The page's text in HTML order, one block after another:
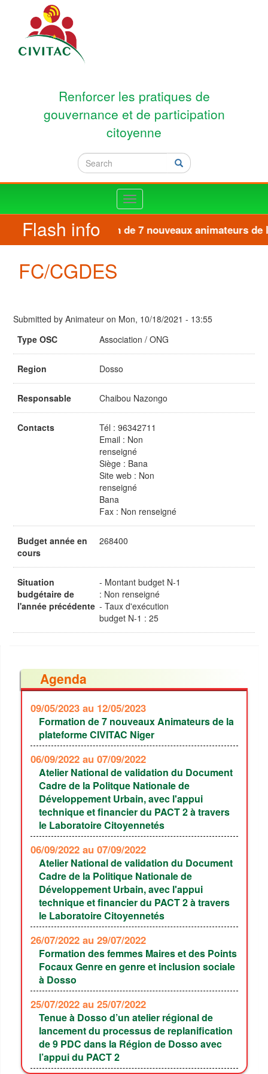
Skip to main content
Renforcer les pratiques de
gouvernance et de participation
citoyenne
Search Search
Toggle
navigation
Flash infoFormation de 7 nouveaux animateurs de
FC/CGDES
Submitted by Animateur on Mon, 10/18/2021 - 13:55
Type OSC
Association / ONG
Region Dosso
Responsable Chaibou Nazongo
Contacts
Tél : 96342711
Email : Non
renseigné
Siège : Bana
Site web : Non
renseigné
Bana
Fax : Non renseigné
Budget année en
cours
268400
Situation
budgétaire de
l'année précédente
- Montant budget N-1
: Non renseigné
- Taux d'exécution
budget N-1 : 25
Agenda
09/05/2023 au 12/05/2023
Formation de 7 nouveaux Animateurs de la
plateforme CIVITAC Niger
06/09/2022 au 07/09/2022
Atelier National de validation du Document
Cadre de la Politque Nationale de
Développement Urbain, avec l'appui
technique et financier du PACT 2 à travers
le Laboratoire Citoyennetés
06/09/2022 au 07/09/2022
Atelier National de validation du Document
Cadre de la Politique Nationale de
Développement Urbain, avec l'appui
technique et financier du PACT 2 à travers
le Laboratoire Citoyennetés
26/07/2022 au 29/07/2022
Formation des femmes Maires et des Points
Focaux Genre en genre et inclusion sociale
à Dosso
25/07/2022 au 25/07/2022
Tenue à Dosso d’un atelier régional de
lancement du processus de replanification
de 9 PDC dans la Région de Dosso avec
l’appui du PACT 2